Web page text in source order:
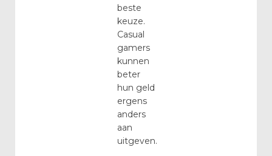
beste
keuze.
Casual
gamers
kunnen
beter
hun geld
ergens
anders
aan
uitgeven.